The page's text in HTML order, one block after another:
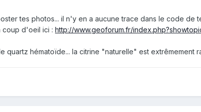
tes photos... il n'y en a aucune trace dans le code de
coup d'oeil ici : http://www.geoforum.fr/
quartz hématoïde... la citrine "naturelle" est extrêmement